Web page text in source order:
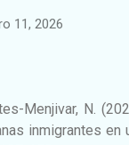
11, 2026
Menjivar, N.
inmigrantes en